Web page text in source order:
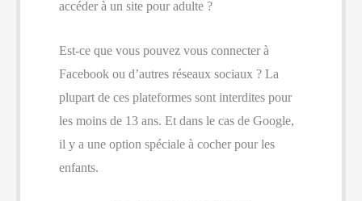
accéder à un site pour adulte ?
Est-ce que vous pouvez vous connecter à
Facebook ou d’autres réseaux sociaux ? La
plupart de ces plateformes sont interdites pour
les moins de 13 ans. Et dans le cas de Google,
il y a une option spéciale à cocher pour les
enfants.